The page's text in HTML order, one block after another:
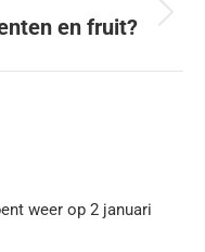
en fruit?
weer op 2 januari